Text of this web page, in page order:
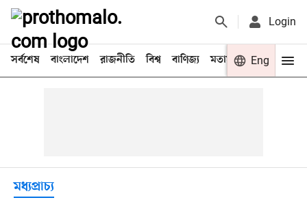
Login
সর্বশেষ বাংলাদেশ রাজনীতি বিশ্ব বাণিজ্য মতামত খেলা
Eng
মধ্যপ্রাচ্য